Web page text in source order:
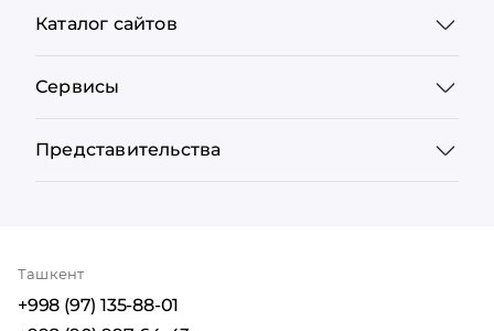
Каталог сайтов
Сервисы
Представительства
Ташкент
+998 (97) 135-88-01